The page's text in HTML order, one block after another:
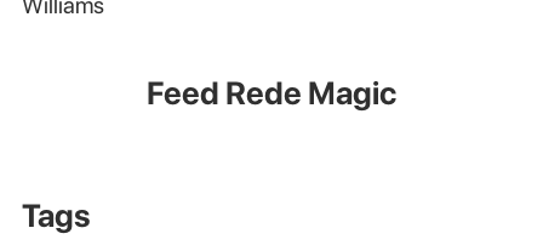
Feed Rede Magic
Tags